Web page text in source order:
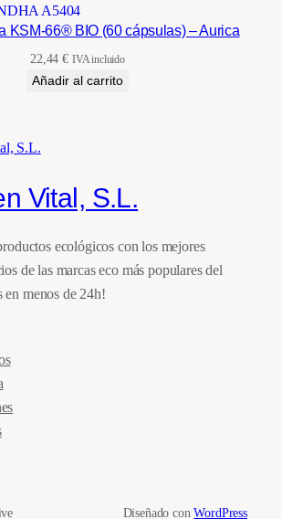
KSM-66® BIO (60 cápsulas) – Aurica
22,44€ IVA incluido
Añadir al carrito
Vital, S.L.
ecológicos con los mejores
de las marcas eco más populares del
menos de 24h!
Diseñado conWordPress